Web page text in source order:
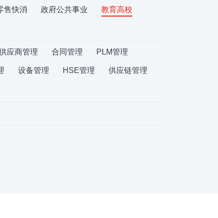
售快消 政府公共事业 教育高校
应商管理 合同管理 PLM管理
设备管理 HSE管理 供应链管理